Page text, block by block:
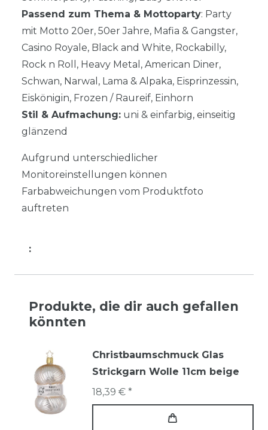
Passend zum Thema & Mottoparty: Party
mit Motto 20er, 50er Jahre, Mafia & Gangster,
Casino Royale, Black and White, Rockabilly,
Rock n Roll, Heavy Metal, American Diner,
Schwan, Narwal, Lama & Alpaka, Eisprinzessin,
Eiskönigin, Frozen / Raureif, Einhorn
Stil & Aufmachung: uni & einfarbig, einseitig
glänzend
Aufgrund unterschiedlicher
Monitoreinstellungen können
Farbabweichungen vom Produktfoto
auftreten
:
Produkte, die dir auch gefallen
könnten
Christbaumschmuck Glas
Strickgarn Wolle 11cm beige
18,39 € *